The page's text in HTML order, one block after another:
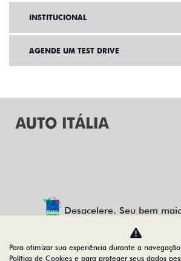
PÓS VENDAS
INSTITUCIONAL
Desacelere. Seu bem
Para otimizar sua experiência durante a
Política de Cookies e para proteger seus dados